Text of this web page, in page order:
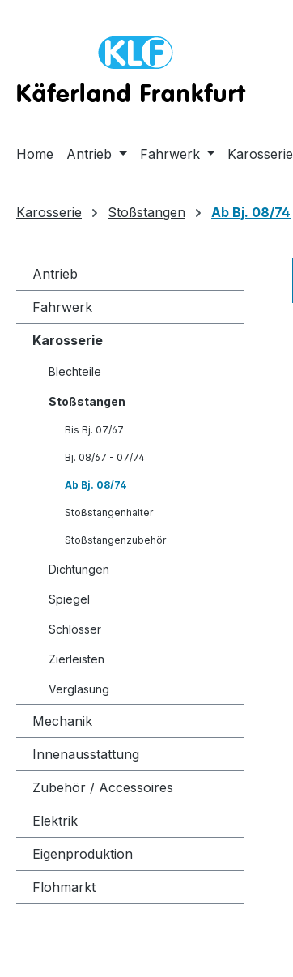
Home Antrieb Fahrwerk Karosserie
Karosserie Stoßstangen Ab Bj. 08/74
Antrieb
Fahrwerk
Karosserie
Blechteile
Stoßstangen
Bis Bj. 07/67
Bj. 08/67 - 07/74
Ab Bj. 08/74
Stoßstangenhalter
Stoßstangenzubehör
Dichtungen
Spiegel
Schlösser
Zierleisten
Verglasung
Mechanik
Innenausstattung
Zubehör / Accessoires
Elektrik
Eigenproduktion
Flohmarkt